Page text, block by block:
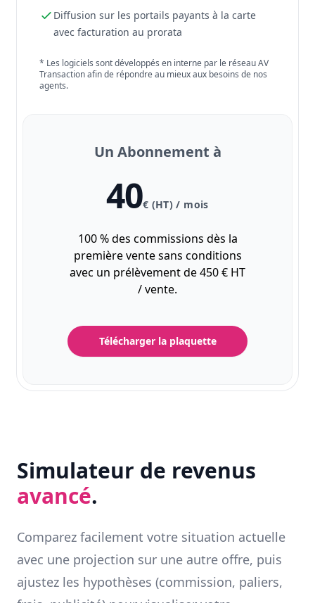
Diffusion sur les portails payants à la carte
avec facturation au prorata
* Les logiciels sont développés en interne par le réseau AV
Transaction afin de répondre au mieux aux besoins de nos
agents.
Un Abonnement à
40€ (HT) / mois
100 % des commissions dès la
première vente sans conditions
avec un prélèvement de 450 € HT
/ vente.
Télécharger la plaquette
Simulateur de revenus
avancé.
Comparez facilement votre situation actuelle
avec une projection sur une autre offre, puis
ajustez les hypothèses (commission, paliers,